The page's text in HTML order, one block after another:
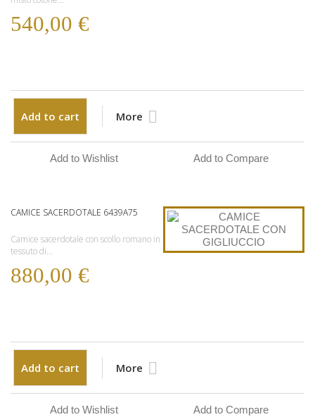
540,00 €
Add to cart More
Add to Wishlist Add to Compare
CAMICE SACERDOTALE 6439A75
Camice sacerdotale con scollo romano in
tessuto di...
880,00 €
Add to cart More
Add to Wishlist Add to Compare